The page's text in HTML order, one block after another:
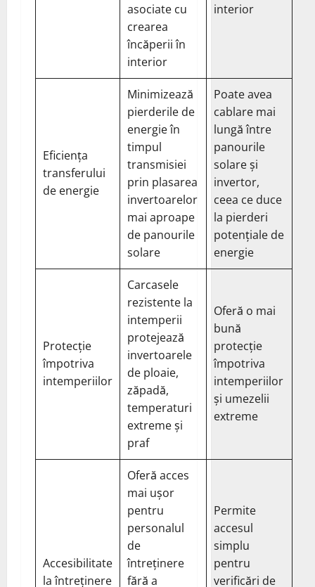
asociate cu
crearea
încăperii în
interior
interior
Eficiența
transferului
de energie
Minimizează
pierderile de
energie în
timpul
transmisiei
prin plasarea
invertoarelor
mai aproape
de panourile
solare
Poate avea
cablare mai
lungă între
panourile
solare și
invertor,
ceea ce duce
la pierderi
potențiale de
energie
Protecție
împotriva
intemperiilor
Carcasele
rezistente la
intemperii
protejează
invertoarele
de ploaie,
zăpadă,
temperaturi
extreme și
praf
Oferă o mai
bună
protecție
împotriva
intemperiilor
și umezelii
extreme
Accesibilitate
la întreținere
Oferă acces
mai ușor
pentru
personalul
de
întreținere
fără a
Permite
accesul
simplu
pentru
verificări de